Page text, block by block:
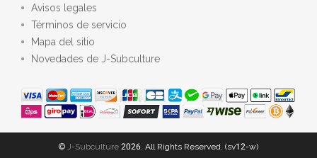
Avisos legales
Términos de servicio
Mapa del sitio
Novedades de J-Subculture
© J-Subculture 2026. All Rights Reserved. (sv12-w)